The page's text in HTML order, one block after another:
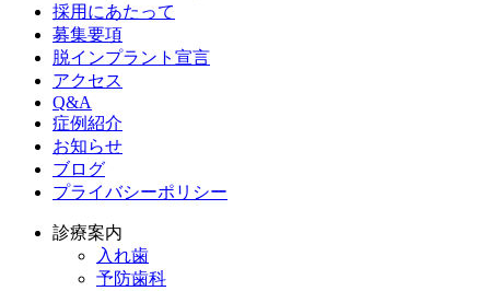
採用にあたって
募集要項
脱インプラント宣言
アクセス
Q&A
症例紹介
お知らせ
ブログ
プライバシーポリシー
診療案内
入れ歯
予防歯科